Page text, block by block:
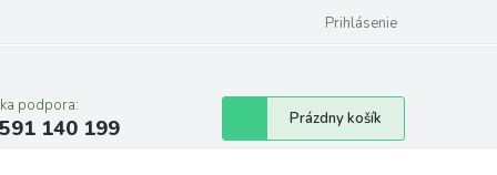
Prihlásenie
podpora:
140 199
Nákupný
košík
Prázdny košík